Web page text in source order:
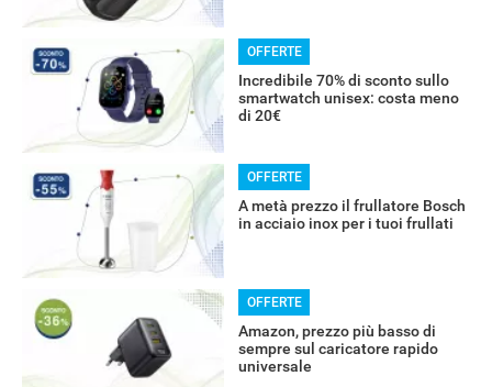
RECENSIONI
OFFERTE
Incredibile 70% di sconto sullo
smartwatch unisex: costa meno
di 20€
OFFERTE
A metà prezzo il frullatore Bosch
in acciaio inox per i tuoi frullati
OFFERTE
Amazon, prezzo più basso di
sempre sul caricatore rapido
universale